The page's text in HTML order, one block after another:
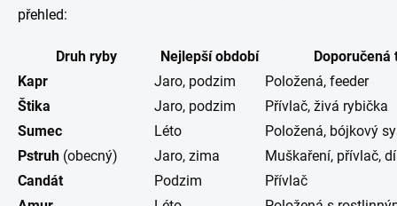
přehled:
Druh ryby Nejlepší období
Doporučená
Kapr
Jaro, podzim
Položená, feeder
Štika
Jaro, podzim
Přívlač, živá rybička
Sumec
Léto
Položená, bójkový
Pstruh (obecný) Jaro, zima
Muškaření, přívlač,
Candát
Podzim
Přívlač